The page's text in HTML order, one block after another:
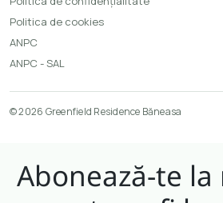
Politica de cookies
ANPC
ANPC - SAL
© 2026 Greenfield Residence Băneasa
Abonează-te